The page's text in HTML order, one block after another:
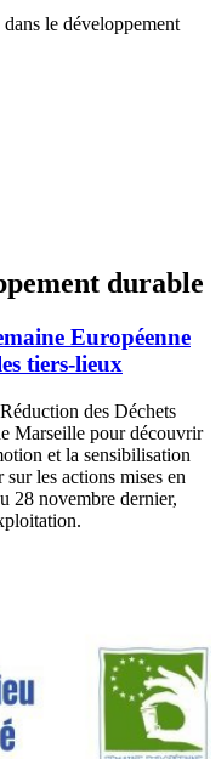
le développement
durable
Européenne
tiers-lieux
des Déchets
Marseille pour découvrir
et la sensibilisation
les actions mises en
28 novembre dernier,